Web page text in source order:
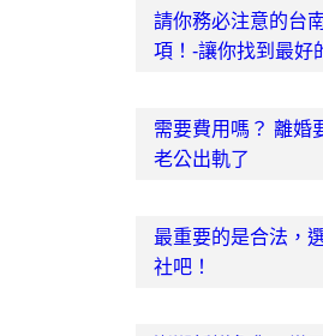
請你務必注意的台
項！-讓你找到最好
需要費用嗎？ 離婚
老公出軌了
最重要的是合法，
社吧！